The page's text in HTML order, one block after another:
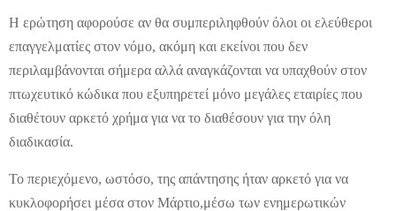
Η ερώτηση αφορούσε αν θα συμπεριληφθούν όλοι οι ελεύθεροι
επαγγελματίες στον νόμο, ακόμη και εκείνοι που δεν
περιλαμβάνονται σήμερα αλλά αναγκάζονται να υπαχθούν στον
πτωχευτικό κώδικα που εξυπηρετεί μόνο μεγάλες εταιρίες που
διαθέτουν αρκετό χρήμα για να το διαθέσουν για την όλη
διαδικασία.
Το περιεχόμενο, ωστόσο, της απάντησης ήταν αρκετό για να
κυκλοφορήσει μέσα στον Μάρτιο,μέσω των ενημερωτικών